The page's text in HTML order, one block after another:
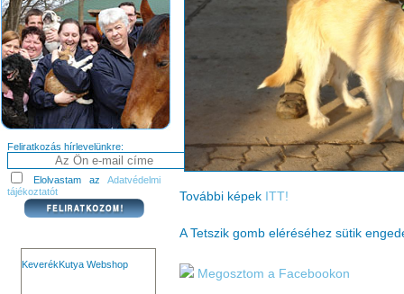
Feliratkozás hírlevelünkre:
Elolvastam az Adatvédelmi
tájékoztatót
KeverékKutya Webshop
További képek ITT!
A Tetszik gomb eléréséhez sütik
Megosztom a Facebookon